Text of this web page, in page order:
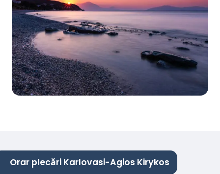
Orar plecări Karlovasi-Agios Kirykos